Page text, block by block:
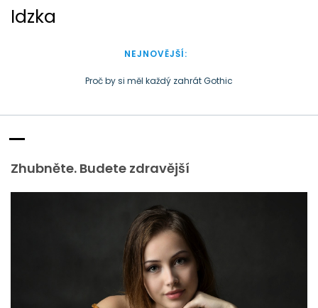
o
Idzka
NEJNOVĚJŠÍ:
Peníze někdy zkomplikují podnikání
Zhubněte. Budete zdravější